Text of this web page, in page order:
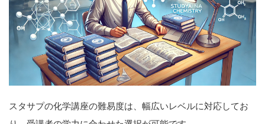
スタサプの化学講座の難易度は、幅広いレベルに対応してお